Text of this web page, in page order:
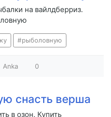
на вайлдберриз.
рыболовную
Anka 0
снасть верша
в озон. Купить